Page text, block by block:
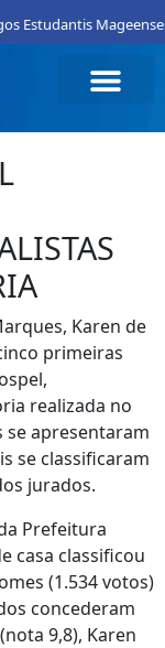
Mageenses 2026
Karen de
primeiras
realizada no
se apresentaram
se classificaram
jurados.
Prefeitura
casa classificou
(1.534 votos)
concederam
9,8), Karen